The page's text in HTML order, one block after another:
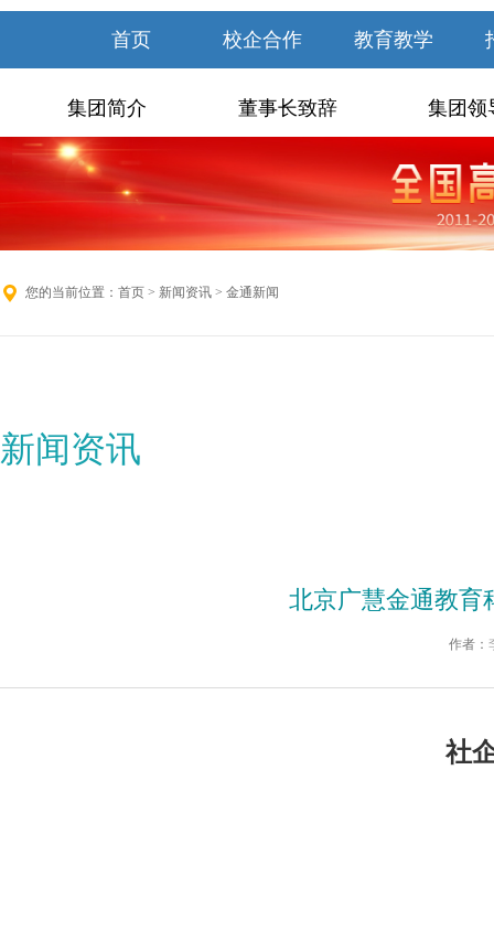
首页 校企合作 教育教学
集团简介 董事长致辞 集团领
您的当前位置： 首页 > 新闻资讯 > 金通新闻
新闻资讯
北京广慧金通教育
作者：
社